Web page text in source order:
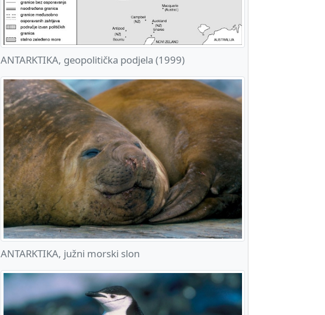
ANTARKTIKA, geopolitička podjela (1999)
ANTARKTIKA, južni morski slon